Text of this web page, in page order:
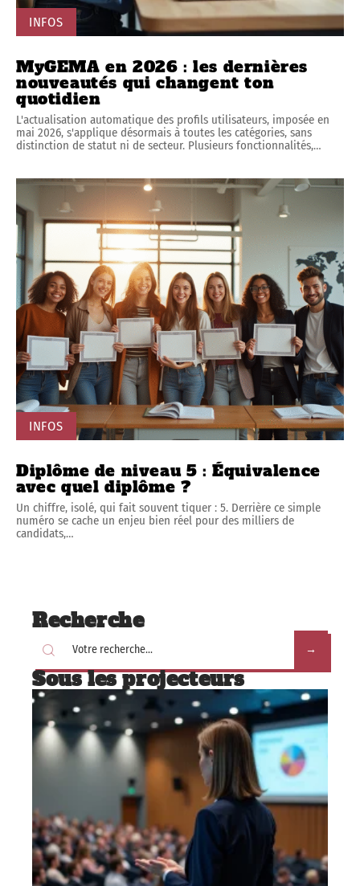
INFOS
MyGEMA en 2026 : les dernières
nouveautés qui changent ton
quotidien
L'actualisation automatique des profils utilisateurs, imposée en
mai 2026, s'applique désormais à toutes les catégories, sans
distinction de statut ni de secteur. Plusieurs fonctionnalités,…
INFOS
Diplôme de niveau 5 : Équivalence
avec quel diplôme ?
Un chiffre, isolé, qui fait souvent tiquer : 5. Derrière ce simple
numéro se cache un enjeu bien réel pour des milliers de
candidats, …
Recherche